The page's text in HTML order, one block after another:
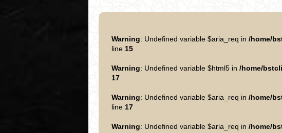
Warning: Undefined variable $aria_req in /home/
line 15
Warning: Undefined variable $html5 in /home/
17
Warning: Undefined variable $aria_req in /home/
line 17
Warning: Undefined variable $aria_req in /home/